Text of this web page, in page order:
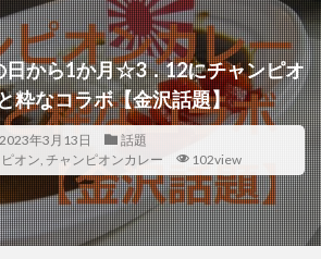
日から1か月☆3．12にチャンピオ
粋なコラボ【金沢話題】
2023年3月13日
話題
オン, チャンピオンカレー 102view